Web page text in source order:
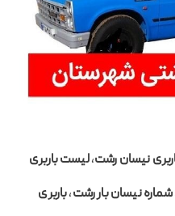
نیسان رشت،لیست باربری
شماره نیسان بار رشت،باربری